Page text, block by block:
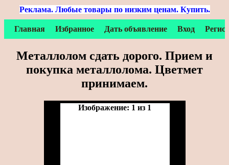
Реклама. Любые товары по низким ценам. Купить.
Главная Избранное Дать объявление Вход
Металлолом сдать дорого. Прием и
покупка металлолома. Цветмет
принимаем.
Изображение: 1 из 1